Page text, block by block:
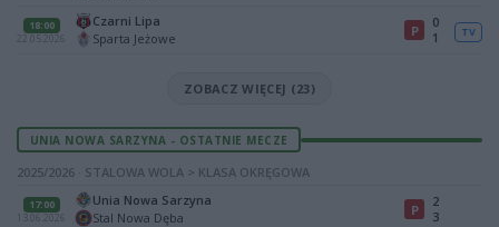
18:00
22.05.2026
Czarni Lipa
Sparta Jeżowe
P
0
1
TV
ZOBACZ WIĘCEJ (23)
UNIA NOWA SARZYNA - OSTATNIE MECZE
2025/2026 · STALOWA WOLA > KLASA OKRĘGOWA
17:00
13.06.2026
Unia Nowa Sarzyna
Stal Nowa Dęba
P
2
3